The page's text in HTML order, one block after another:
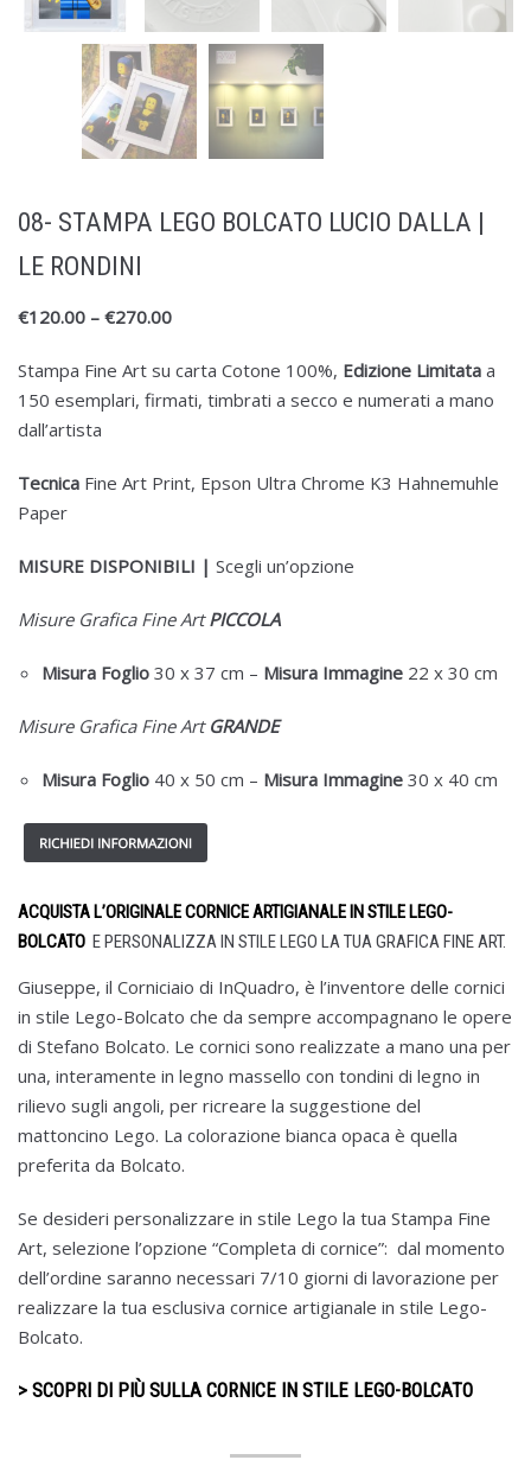
08- STAMPA LEGO BOLCATO LUCIO DALLA |
LE RONDINI
€120.00 – €270.00
Stampa Fine Art su carta Cotone 100%, Edizione Limitata a
150 esemplari, firmati, timbrati a secco e numerati a mano
dall’artista
Tecnica Fine Art Print, Epson Ultra Chrome K3 Hahnemuhle
Paper
MISURE DISPONIBILI | Scegli un’opzione
Misure Grafica Fine ArtPICCOLA
Misura Foglio 30 x 37 cm – Misura Immagine 22 x 30 cm
Misure Grafica Fine ArtGRANDE
Misura Foglio 40 x 50 cm – Misura Immagine 30 x 40 cm
ACQUISTA L’ORIGINALE CORNICE ARTIGIANALE IN STILE LEGO-
BOLCATO E PERSONALIZZA IN STILE LEGO LA TUA GRAFICA FINE ART.
Giuseppe, il Corniciaio di InQuadro, è l’inventore delle cornici
in stile Lego-Bolcato che da sempre accompagnano le opere
di Stefano Bolcato. Le cornici sono realizzate a mano una per
una, interamente in legno massello con tondini di legno in
rilievo sugli angoli, per ricreare la suggestione del
mattoncino Lego. La colorazione bianca opaca è quella
preferita da Bolcato.
Se desideri personalizzare in stile Lego la tua Stampa Fine
Art, selezione l’opzione “Completa di cornice”: dal momento
dell’ordine saranno necessari 7/10 giorni di lavorazione per
realizzare la tua esclusiva cornice artigianale in stile Lego-
Bolcato.
> SCOPRI DI PIÙ SULLA CORNICE IN STILE LEGO-BOLCATO